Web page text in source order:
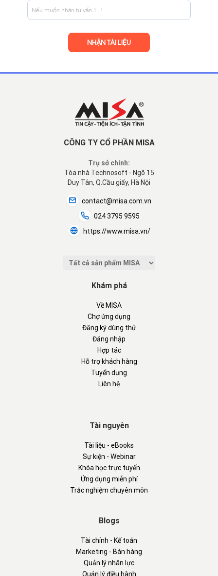
CÔNG TY CỔ PHẦN MISA
Trụ sở chính:
Tòa nhà Technosoft - Ngõ 15
Duy Tân, Q.Cầu giấy, Hà Nội
contact@misa.com.vn
024 3795 9595
https://www.misa.vn/
Khám phá
Về MISA
Chợ ứng dụng
Đăng ký dùng thử
Đăng nhập
Hợp tác
Hỗ trợ khách hàng
Tuyển dụng
Liên hệ
Tài nguyên
Tài liệu - eBooks
Sự kiện - Webinar
Khóa học trực tuyến
Ứng dụng miễn phí
Trắc nghiệm chuyên môn
Blogs
Tài chính - Kế toán
Marketing - Bán hàng
Quản lý nhân lực
Quản lý điều hành